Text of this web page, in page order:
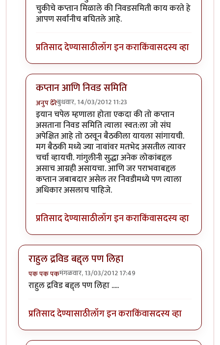
चुकीचे कप्तान मिळाले की निवडसमिती काय करते हे
आपण सर्वांनीच बघितले आहे.
प्रतिसाद देण्यासाठीलॉग इन कराकिंवासदस्य व्हा
कप्तान आणि निवड समिति
अनुप ढेरेबुधवार, 14/03/2012 11:23
In reply toनिवडसमितीचा रोल ?byचौकटराजा
इयान चपेल म्हणाला होता एकदा की तो कप्तान
असताना निवड समिति त्याला स्वत:ला जो संघ
अपेक्षित आहे तो ठरवून बैठकीला यायला सांगायची.
मग बैठकी मध्ये ज्या नावांवर मतभेद असतील त्यावर
चर्चा व्हायची. गांगुलीनी सुद्धा अनेक लोकांबद्दल
असाच आग्रही असायचा. आणि जर पराभवाबद्दल
कप्तान जबाबदार असेल तर निवडीमध्ये पण त्याला
अधिकार असलाच पाहिजे.
प्रतिसाद देण्यासाठीलॉग इन कराकिंवासदस्य व्हा
राहुल द्रविड बद्द्ल पण लिहा
पक पक पकमंगळवार, 13/03/2012 17:49
राहुल द्रविड बद्द्ल पण लिहा .....
प्रतिसाद देण्यासाठीलॉग इन कराकिंवासदस्य व्हा